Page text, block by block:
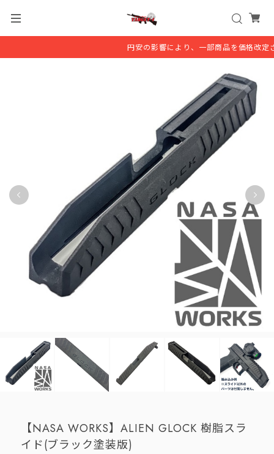
円安の影響により、一部商品を価格改定さ
【NASA WORKS】ALIEN GLOCK 樹脂スラ
イド(ブラック塗装版)